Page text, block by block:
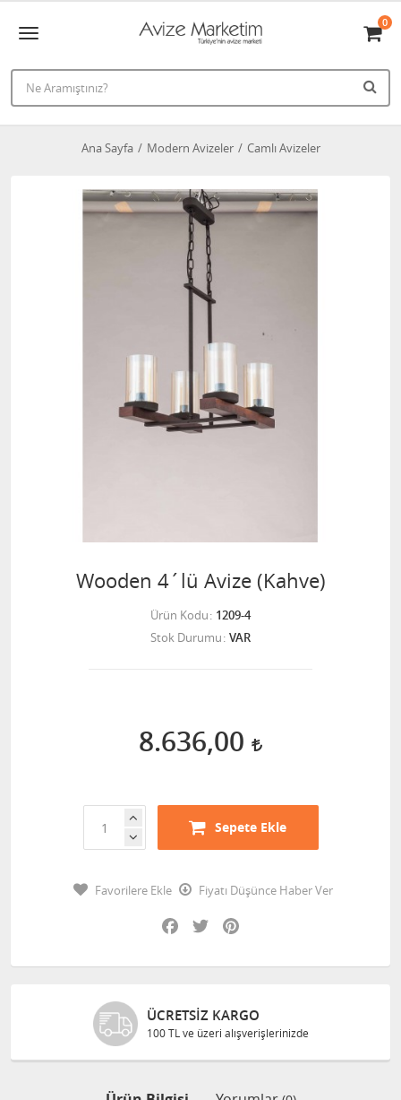
0
Ana Sayfa Modern Avizeler Camlı Avizeler
Wooden 4´lü Avize (Kahve)
Ürün Kodu 1209-4
Stok Durumu VAR
8.636,00
Sepete Ekle
Favorilere Ekle
Fiyatı Düşünce Haber Ver
Facebook
Twitter
ÜCRETSIZ KARGO
100 TL ve üzeri alışverişlerinizde